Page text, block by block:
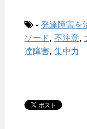
- 発達障害を
ソード, 不注意,
達障害, 集中力